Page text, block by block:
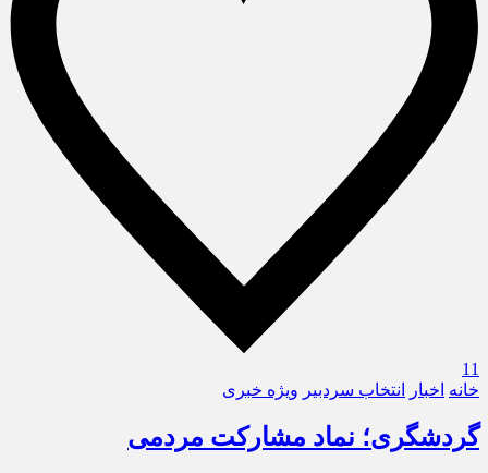
11
خانه اخبار انتخاب سردبیر ویژه خبری
گردشگری؛ نماد مشارکت مردمی